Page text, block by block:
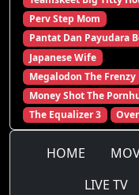
Perv Step Mom
Pantat Dan Payudara
Japanese Wife
Megalodon The Frenzy
Money Shot The
The Equalizer 3
HOME
LIVE TV